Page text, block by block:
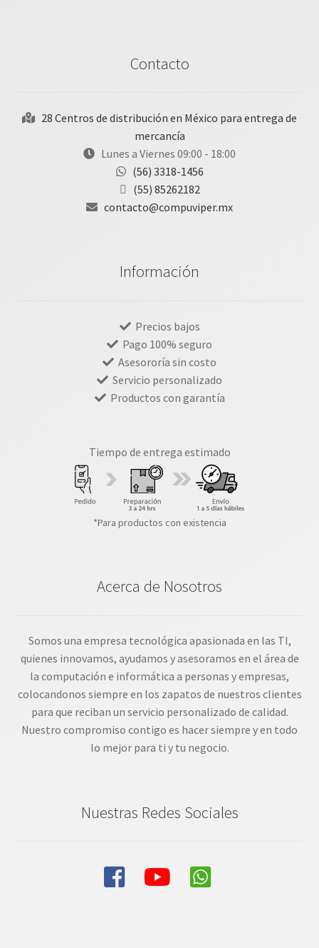
Contacto
28 Centros de distribución en México para entrega de
mercancía
Lunes a Viernes 09:00 - 18:00
(56) 3318-1456
(55) 85262182
contacto@compuviper.mx
Información
Precios bajos
Pago 100% seguro
Asesororía sin costo
Servicio personalizado
Productos con garantía
Tiempo de entrega estimado
*Para productos con existencia
Acerca de Nosotros
Somos una empresa tecnológica apasionada en las TI,
quienes innovamos, ayudamos y asesoramos en el área de
la computación e informática a personas y empresas,
colocandonos siempre en los zapatos de nuestros clientes
para que reciban un servicio personalizado de calidad.
Nuestro compromiso contigo es hacer siempre y en todo
lo mejor para ti y tu negocio.
Nuestras Redes Sociales